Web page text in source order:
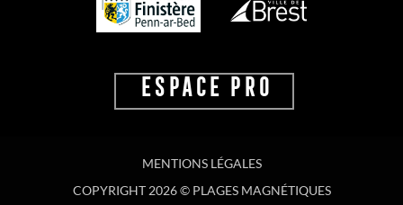
ESPACE PRO
MENTIONS LÉGALES
COPYRIGHT 2026 © PLAGES MAGNÉTIQUES